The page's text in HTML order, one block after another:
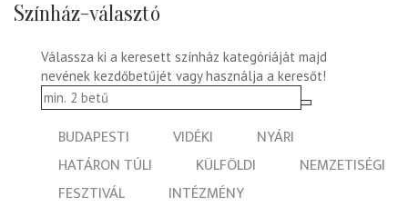
Színház-választó
Válassza ki a keresett színház kategóriáját majd
nevének kezdőbetűjét vagy használja a keresőt!
BUDAPESTI VIDÉKI
NYÁRI
HATÁRON TÚLI
KÜLFÖLDI
NEMZETISÉGI
FESZTIVÁL
INTÉZMÉNY